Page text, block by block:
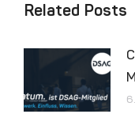
Related Posts